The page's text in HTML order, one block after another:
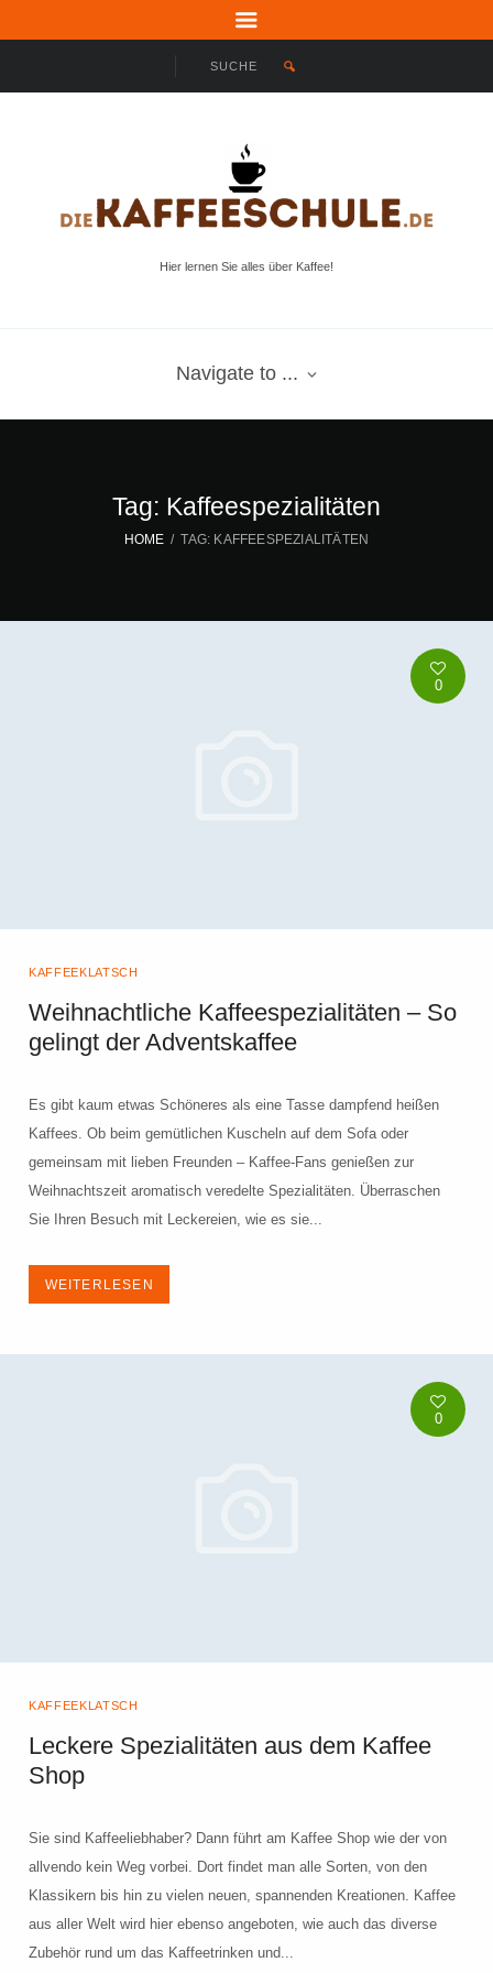
Hier lernen Sie alles über Kaffee!
Navigate to ...
Tag: Kaffeespezialitäten
HOME TAG: KAFFEESPEZIALITÄTEN
0
KAFFEEKLATSCH
Weihnachtliche Kaffeespezialitäten – So
gelingt der Adventskaffee
Es gibt kaum etwas Schöneres als eine Tasse dampfend heißen
Kaffees. Ob beim gemütlichen Kuscheln auf dem Sofa oder
gemeinsam mit lieben Freunden – Kaffee-Fans genießen zur
Weihnachtszeit aromatisch veredelte Spezialitäten. Überraschen
Sie Ihren Besuch mit Leckereien, wie es sie...
WEITERLESEN
0
KAFFEEKLATSCH
Leckere Spezialitäten aus dem Kaffee
Shop
Sie sind Kaffeeliebhaber? Dann führt am Kaffee Shop wie der von
allvendo kein Weg vorbei. Dort findet man alle Sorten, von den
Klassikern bis hin zu vielen neuen, spannenden Kreationen. Kaffee
aus aller Welt wird hier ebenso angeboten, wie auch das diverse
Zubehör rund um das Kaffeetrinken und...